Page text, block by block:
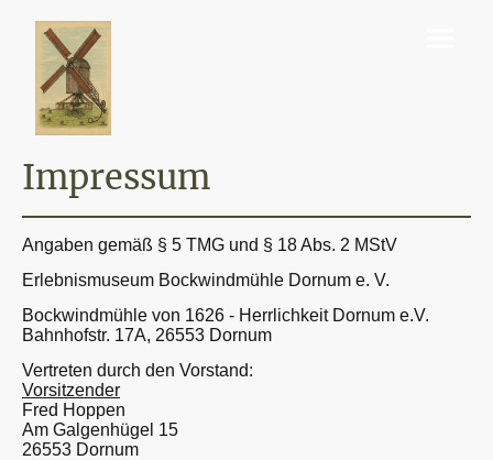
Impressum
Angaben gemäß § 5 TMG und § 18 Abs. 2 MStV
Erlebnismuseum Bockwindmühle Dornum e. V.
Bockwindmühle von 1626 - Herrlichkeit Dornum e.V.
Bahnhofstr. 17A, 26553 Dornum
Vertreten durch den Vorstand:
Vorsitzender
Fred Hoppen
Am Galgenhügel 15
26553 Dornum